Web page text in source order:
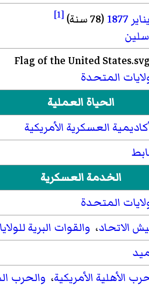
1877 (78 سنة) [1]
المتحدة
الحياة العملية
العسكرية الأمريكية
الخدمة العسكرية
المتحدة
الاتحاد، والقوات البرية
الأهلية الأمريكية، والحرب